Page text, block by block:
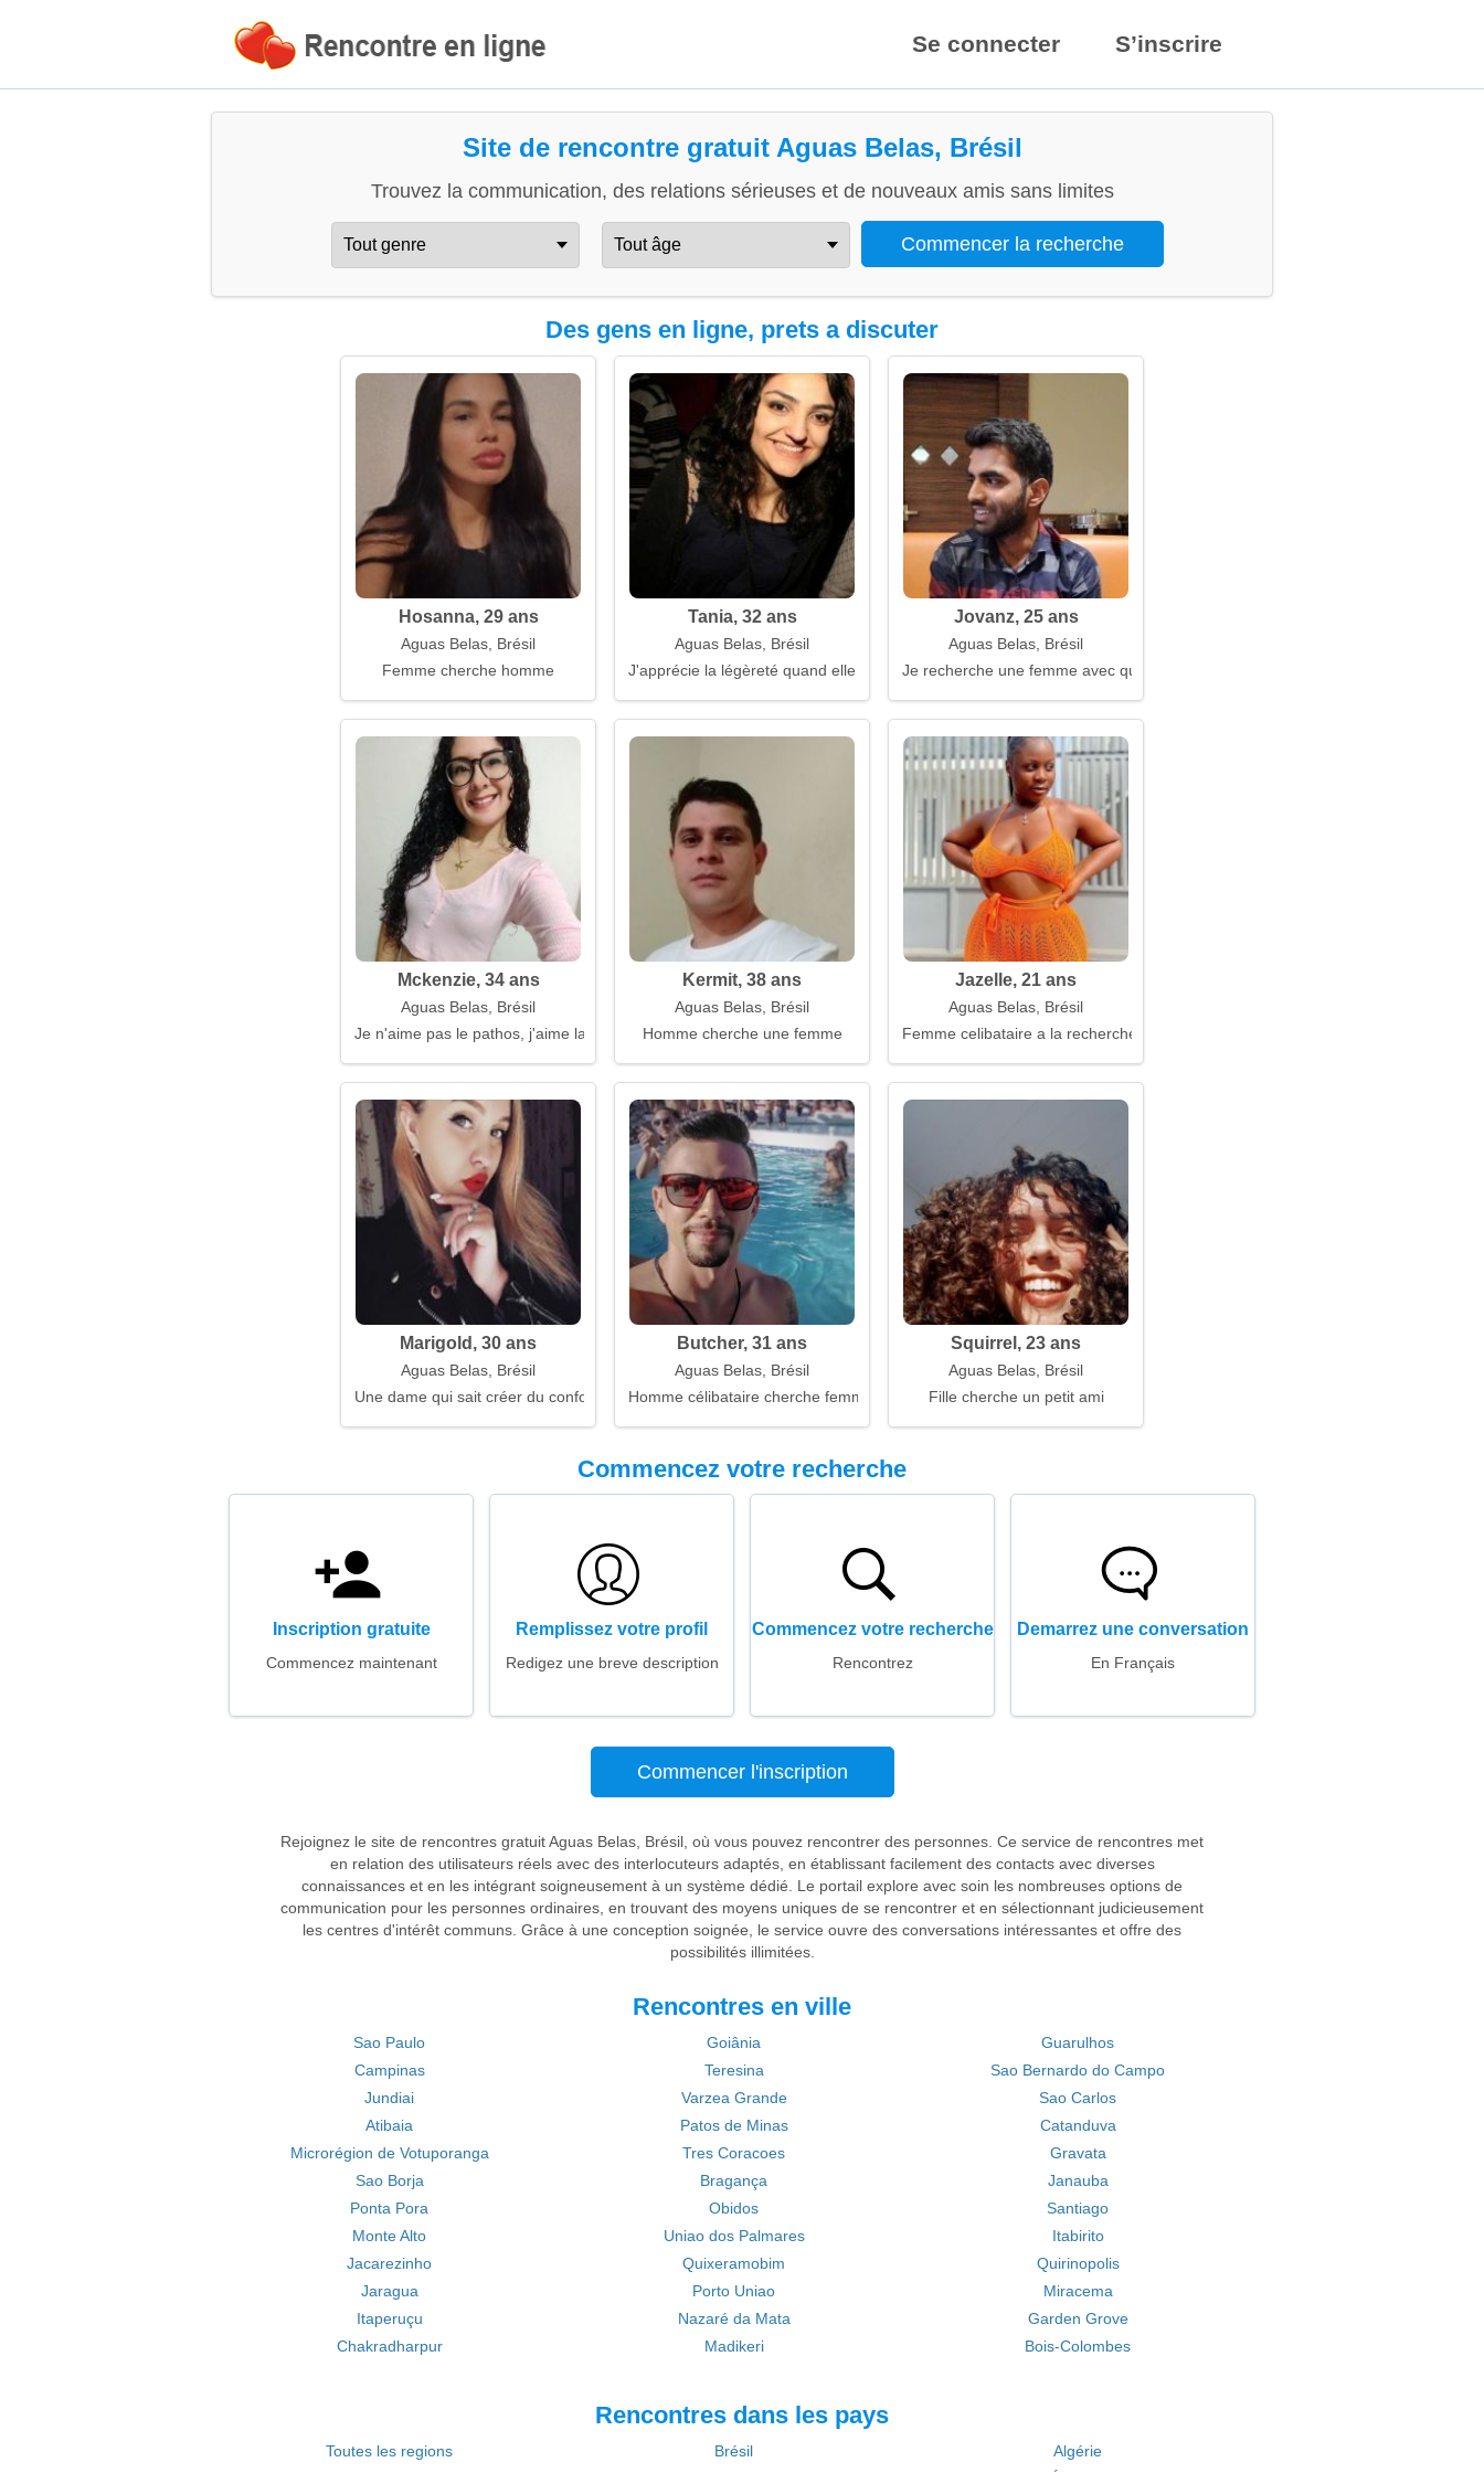
Se connecter S’inscrire
Site de rencontre gratuit Aguas Belas, Brésil
Trouvez la communication, des relations sérieuses et de nouveaux amis sans limites
Des gens en ligne, prets a discuter
Hosanna, 29 ans
Aguas Belas, Brésil
Femme cherche homme
Tania, 32 ans
Aguas Belas, Brésil
J'apprécie la légèreté quand elle est réelle
Jovanz, 25 ans
Aguas Belas, Brésil
Je recherche une femme avec qui il est facile de parler
Mckenzie, 34 ans
Aguas Belas, Brésil
Je n'aime pas le pathos, j'aime la chaleur
Kermit, 38 ans
Aguas Belas, Brésil
Homme cherche une femme
Jazelle, 21 ans
Aguas Belas, Brésil
Femme celibataire a la recherche d'un mari
Marigold, 30 ans
Aguas Belas, Brésil
Une dame qui sait créer du confort
Butcher, 31 ans
Aguas Belas, Brésil
Homme célibataire cherche femme
Squirrel, 23 ans
Aguas Belas, Brésil
Fille cherche un petit ami
Commencez votre recherche
Inscription gratuite
Commencez maintenant
Remplissez votre profil
Redigez une breve description
Commencez votre recherche
Rencontrez
Demarrez une conversation
En Français
Commencer l'inscription
Rejoignez le site de rencontres gratuit Aguas Belas, Brésil, où vous pouvez rencontrer des personnes. Ce service de rencontres met
en relation des utilisateurs réels avec des interlocuteurs adaptés, en établissant facilement des contacts avec diverses
connaissances et en les intégrant soigneusement à un système dédié. Le portail explore avec soin les nombreuses options de
communication pour les personnes ordinaires, en trouvant des moyens uniques de se rencontrer et en sélectionnant judicieusement
les centres d'intérêt communs. Grâce à une conception soignée, le service ouvre des conversations intéressantes et offre des
possibilités illimitées.
Rencontres en ville
Sao Paulo Goiânia
Guarulhos
Campinas
Teresina
Sao Bernardo do Campo
Jundiai
Varzea Grande
Sao Carlos
Atibaia
Patos de Minas
Catanduva
Microrégion de Votuporanga
Tres Coracoes
Gravata
Sao Borja
Bragança
Janauba
Ponta Pora
Obidos
Santiago
Monte Alto
Uniao dos Palmares
Itabirito
Jacarezinho
Quixeramobim
Quirinopolis
Jaragua
Porto Uniao
Miracema
Itaperuçu
Nazaré da Mata
Garden Grove
Chakradharpur
Madikeri Bois-Colombes
Rencontres dans les pays
Toutes les regions Brésil
Algérie